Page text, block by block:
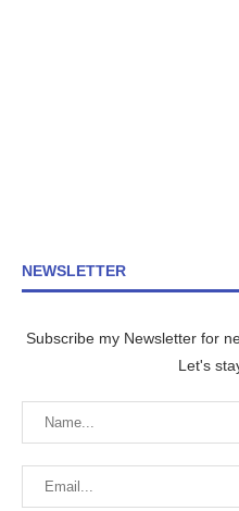
NEWSLETTER
Subscribe my Newsletter for
Let's